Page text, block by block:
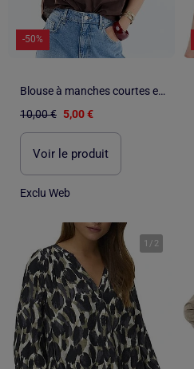
-50%
Blouse à manches courtes et col V
10,00 € 5,00 €
Voir le produit
Exclu Web
1 / 2